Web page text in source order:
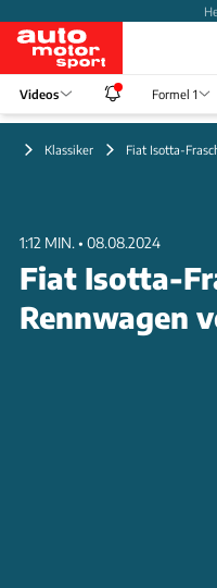
Videos Formel 1
Klassiker Fiat Isotta-
1:12 MIN. • 08.08.2024
Fiat Isotta-
Rennwagen